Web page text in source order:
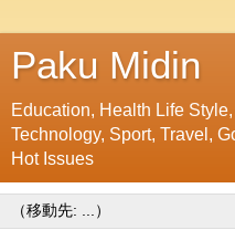
Paku Midin
Education, Health Life
Technology, Sport, Travel,
Hot Issues